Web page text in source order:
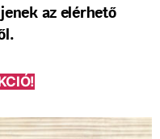
az elérhető